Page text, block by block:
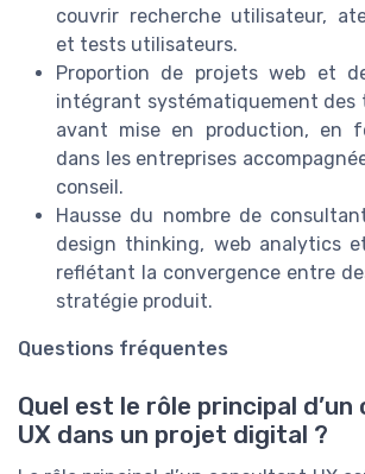
couvrir recherche utilisateur,
et tests utilisateurs.
Proportion de projets web et
intégrant systématiquement des
avant mise en production, en
dans les entreprises
conseil.
Hausse du nombre de
design thinking, web analytics
reflétant la convergence entre
stratégie produit.
Questions fréquentes
Quel est le rôle principal
UX dans un projet digital ?